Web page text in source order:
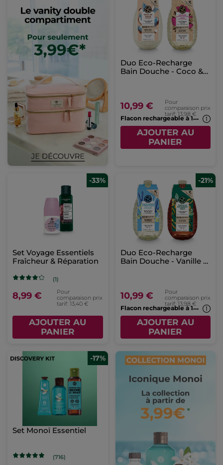
Duo Eco-Recharge
Bain Douche - Coco &
10,99 €
Pour
comparaison prix
tarif: 13,98 €F
lacon rechargeable à 1€*(7b)
AJOUTER AU
PANIER
-33%
Set Voyage Essentiels
Fraîcheur & Réparation
(1)
8,99 €
Pour
comparaison prix
tarif: 13,40 €
AJOUTER AU
PANIER
-21%
Duo Eco-Recharge
Bain Douche - Vanille &
10,99 €
Pour
comparaison prix
tarif: 13,98 €F
lacon rechargeable à 1€*(7b)
AJOUTER AU
PANIER
-17%
Set Monoï Essentiel
(716)